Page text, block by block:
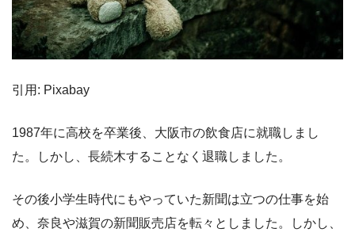
引用: Pixabay
1987年に高校を卒業後、大阪市の飲食店に就職しまし
た。しかし、長続木することなく退職しました。
その後小学生時代にもやっていた新聞は立つの仕事を始
め、奈良や滋賀の新聞販売店を転々としました。しかし、